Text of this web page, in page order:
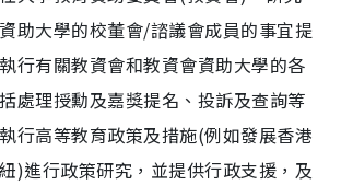
助大學的校董會/諮議會成員的事宜提
行有關教資會和教資會資助大學的各
處理授勳及嘉獎提名、投訴及查詢等
行高等教育政策及措施(例如發展香港
)進行政策研究，並提供行政支援，及